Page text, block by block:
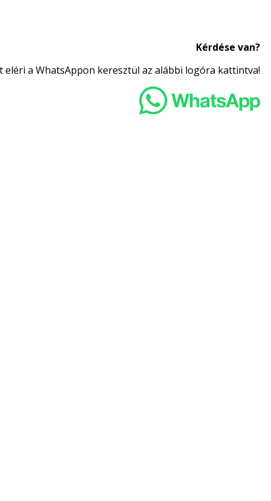
Kérdése van?
eléri a WhatsAppon keresztül az alábbi logóra kattintva!